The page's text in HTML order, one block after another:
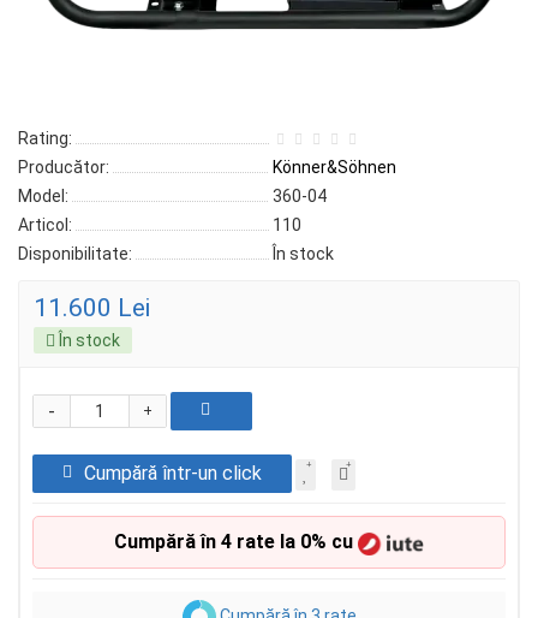
Rating:
Producător:
Könner&Söhnen
Model:
360-04
Articol:
110
Disponibilitate:
În stock
11.600 Lei
În stock
+
-
Cumpără într-un click
Cumpără în 4 rate la 0% cu